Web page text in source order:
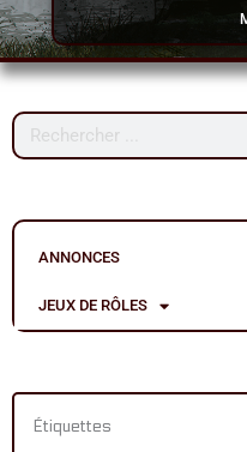
Rechercher
ANNONCES
JEUX DE RÔLES
Étiquettes